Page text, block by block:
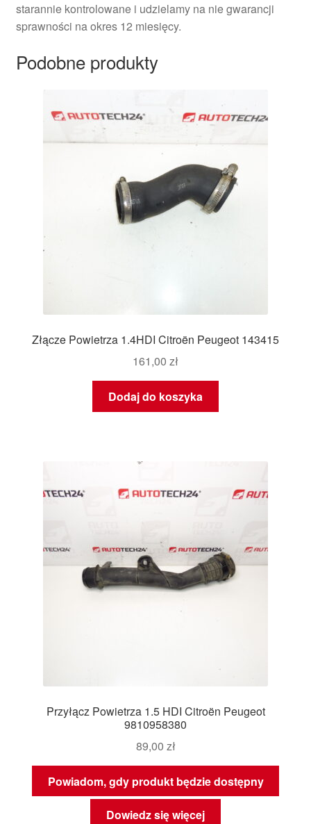
starannie kontrolowane i udzielamy na nie gwarancji
sprawności na okres 12 miesięcy.
Podobne produkty
Złącze Powietrza 1.4HDI Citroën Peugeot 143415
161,00 zł
Dodaj do koszyka
Przyłącz Powietrza 1.5 HDI Citroën Peugeot
9810958380
89,00 zł
Powiadom, gdy produkt będzie dostępny
Dowiedz się więcej